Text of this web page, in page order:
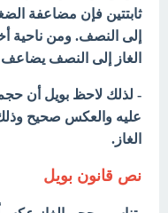
ثابتتين فإن مضاعفة
إلى النصف. ومن ناحية
الغاز إلى النصف
- لذلك لاحظ بويل أن
عليه والعكس صحيح
الغاز.
نص قانون بويل